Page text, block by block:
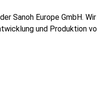
Sanoh Europe GmbH.
und Produktion